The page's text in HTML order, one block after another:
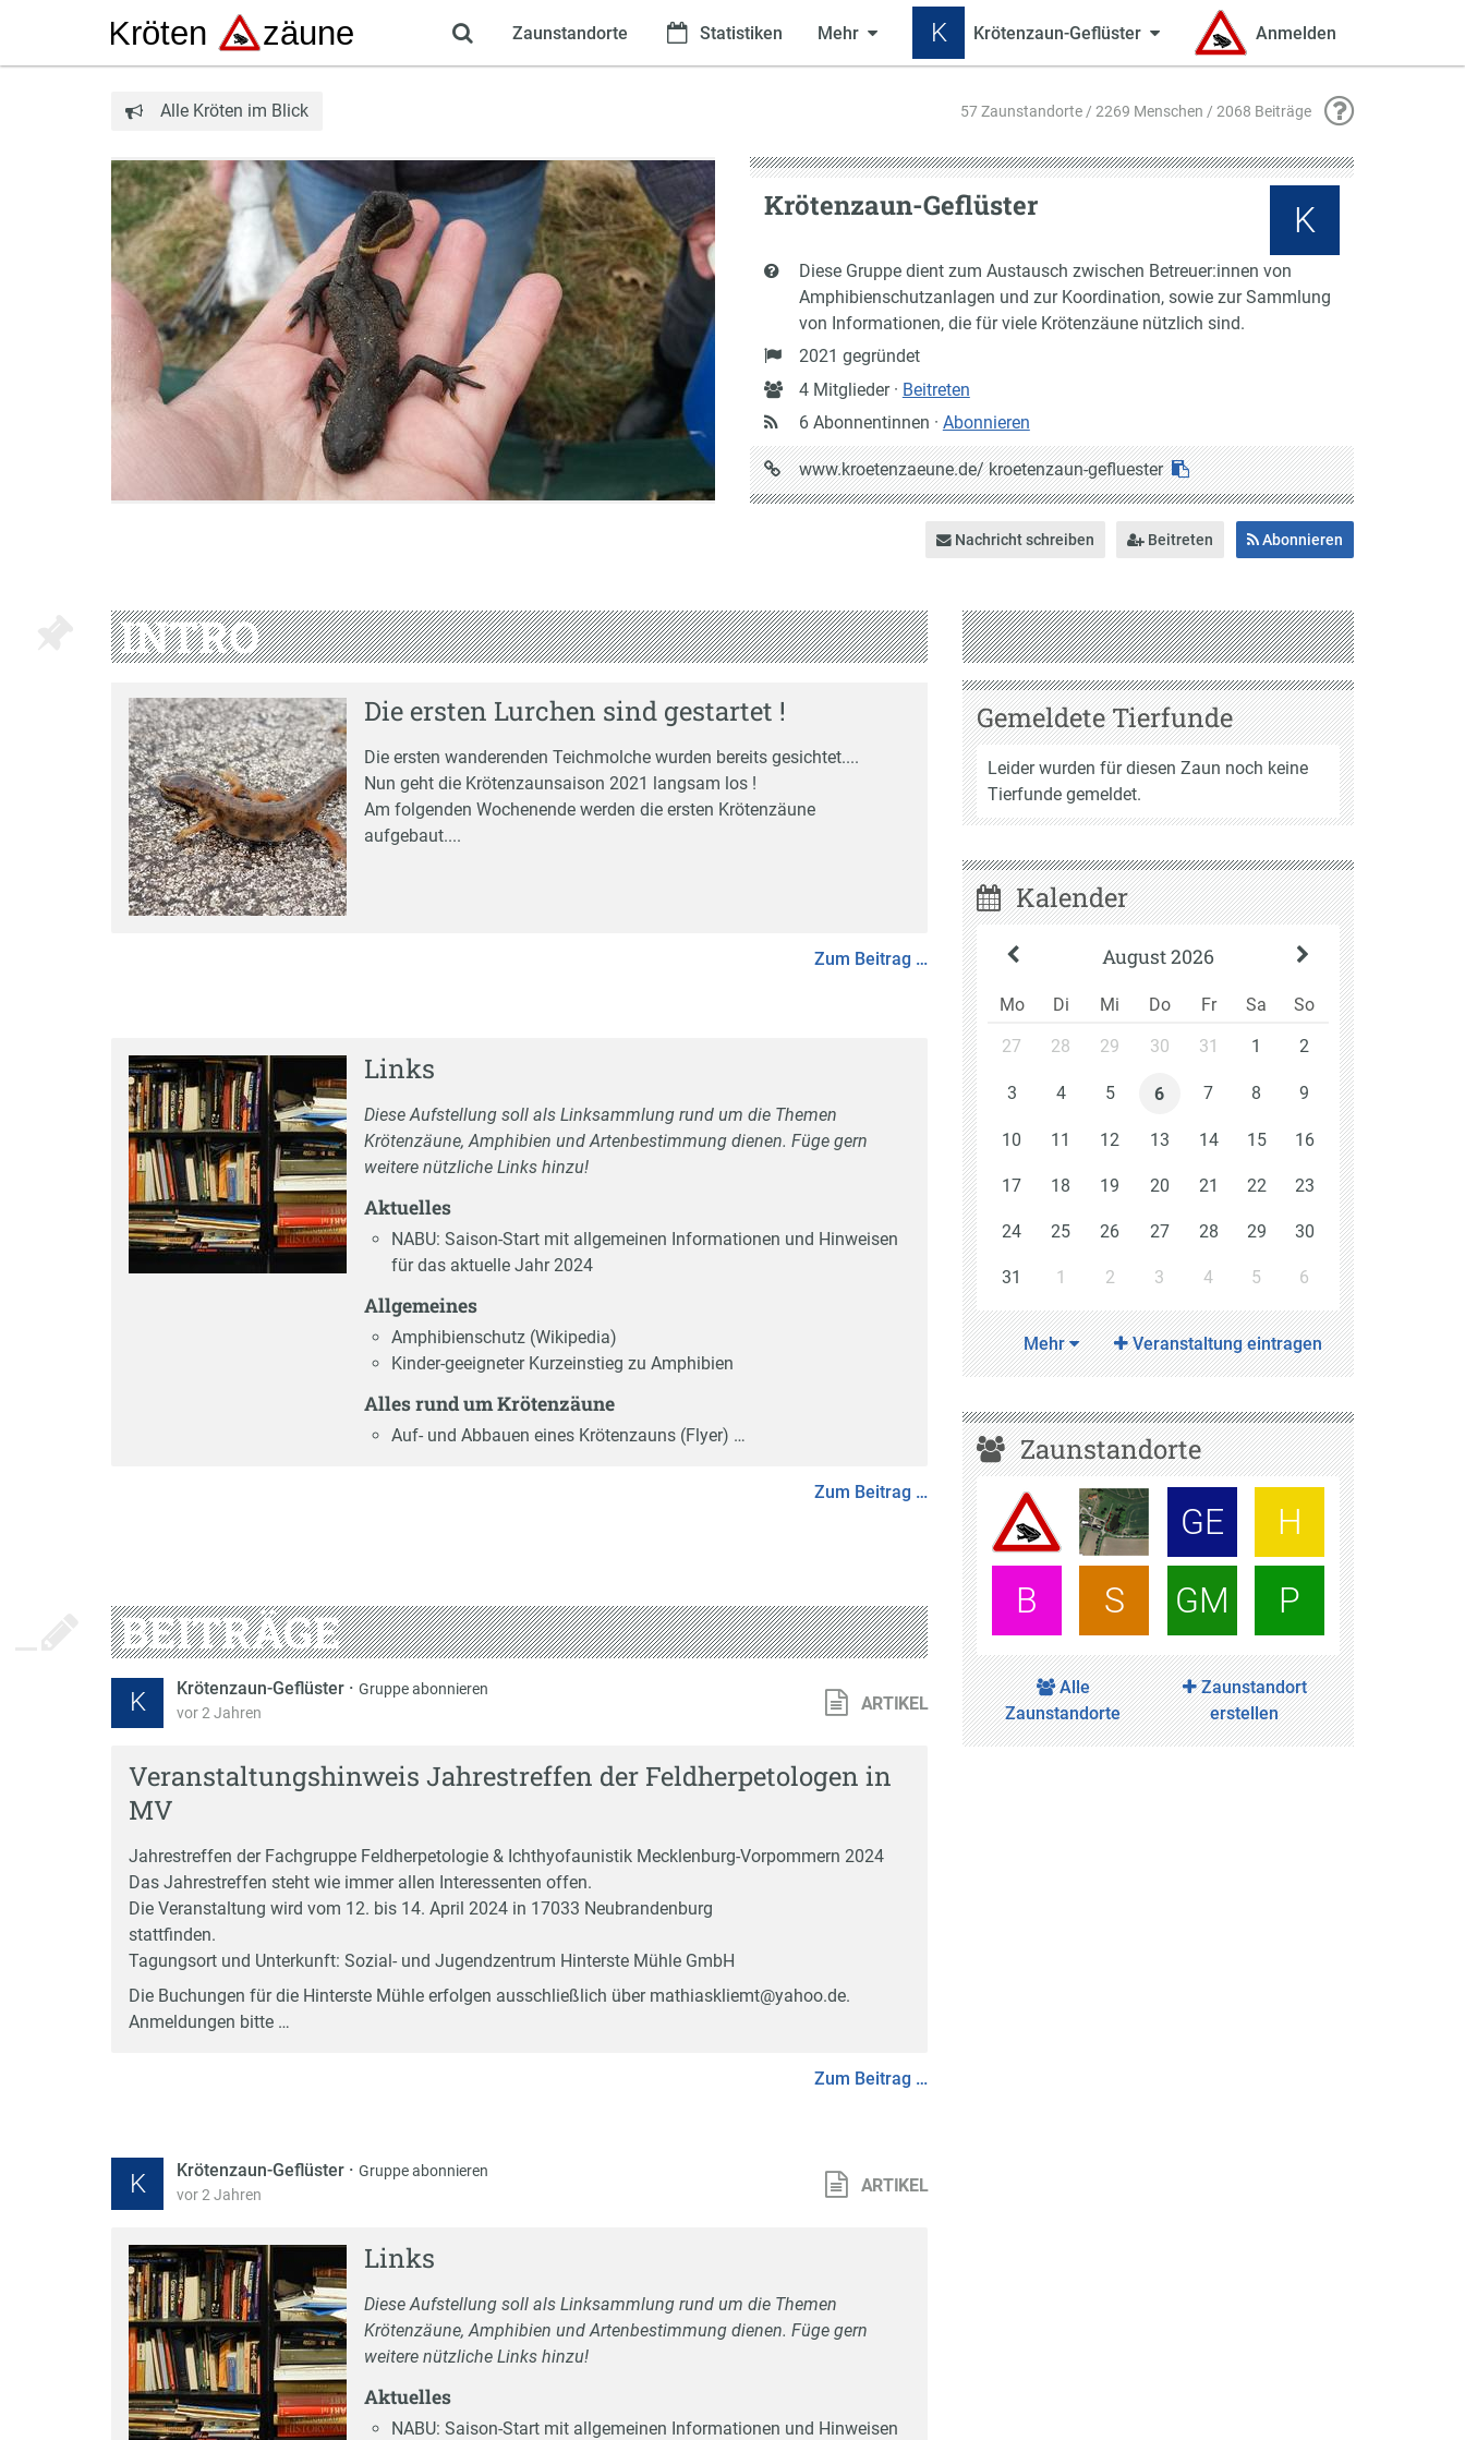
Zaunstandorte Statistiken Mehr K Krötenzaun-Geflüster Anmelden
Alle Kröten im Blick 57 Zaunstandorte / 2269 Menschen / 2068 Beiträge
K
Krötenzaun-Geflüster
Kurzbeschreibung
Diese Gruppe dient zum Austausch zwischen Betreuer:innen von
Amphibienschutzanlagen und zur Koordination, sowie zur Sammlung
von Informationen, die für viele Krötenzäune nützlich sind.
Gründung
2021 gegründet
Anzahl
Mitglieder
4 Mitglieder · Beitreten
6 Abonnentinnen · Abonnieren
URL
auf
www.kroetenzaeune.de/ kroetenzaun-gefluester
Nachricht schreiben Beitreten Abonnieren
INTRO
Die ersten Lurchen sind gestartet !
Die ersten wanderenden Teichmolche wurden bereits gesichtet....
Nun geht die Krötenzaunsaison 2021 langsam los !
Am folgenden Wochenende werden die ersten Krötenzäune
aufgebaut....
Zum Beitrag …
Links
Diese Aufstellung soll als Linksammlung rund um die Themen
Krötenzäune, Amphibien und Artenbestimmung dienen. Füge gern
weitere nützliche Links hinzu!
Aktuelles
NABU: Saison-Start mit allgemeinen Informationen und Hinweisen
für das aktuelle Jahr 2024
Allgemeines
Amphibienschutz (Wikipedia)
Kinder-geeigneter Kurzeinstieg zu Amphibien
Alles rund um Krötenzäune
Auf- und Abbauen eines Krötenzauns (Flyer) …
Zum Beitrag …
BEITRÄGE
K Krötenzaun-Geflüster · Gruppe abonnieren
vor 2 Jahren
ARTIKEL
Veranstaltungshinweis Jahrestreffen der Feldherpetologen in
MV
Jahrestreffen der Fachgruppe Feldherpetologie & Ichthyofaunistik Mecklenburg-Vorpommern 2024
Das Jahrestreffen steht wie immer allen Interessenten offen.
Die Veranstaltung wird vom 12. bis 14. April 2024 in 17033 Neubrandenburg
stattfinden.
Tagungsort und Unterkunft: Sozial- und Jugendzentrum Hinterste Mühle GmbH
Die Buchungen für die Hinterste Mühle erfolgen ausschließlich über mathiaskliemt@yahoo.de.
Anmeldungen bitte …
Zum Beitrag …
K Krötenzaun-Geflüster · Gruppe abonnieren
vor 2 Jahren
ARTIKEL
Links
Diese Aufstellung soll als Linksammlung rund um die Themen
Krötenzäune, Amphibien und Artenbestimmung dienen. Füge gern
weitere nützliche Links hinzu!
Aktuelles
NABU: Saison-Start mit allgemeinen Informationen und Hinweisen
Gemeldete Tierfunde
Leider wurden für diesen Zaun noch keine
Tierfunde gemeldet.
Kalender
August 2026
Mo Di Mi Do Fr Sa
So
27
28 29 30 31 1 2
3 4 5 6 7 8 9
10 11 12 13 14 15 16
17 18 19 20 21 22 23
24 25 26 27 28 29 30
31 1 2 3 4 5 6
Mehr Veranstaltung eintragen
Zaunstandorte
GE
H
B
S GM P
Alle
Zaunstandorte
Zaunstandort
erstellen